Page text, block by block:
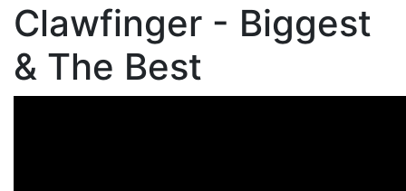
Clawfinger - Biggest
& The Best